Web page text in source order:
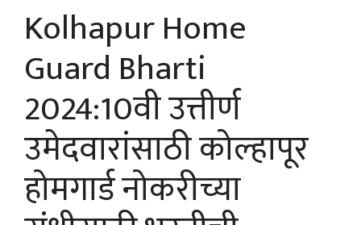
Kolhapur Home
Guard Bharti
2024:10वी उत्तीर्ण
उमेदवारांसाठी कोल्हापूर
होमगार्ड नोकरीच्या